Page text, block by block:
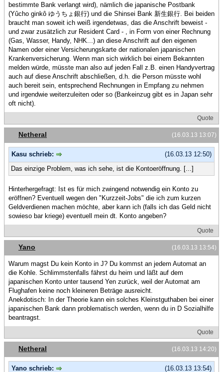
bestimmte Bank verlangt wird), nämlich die japanische Postbank
(Yûcho ginkô ゆうちょ銀行) und die Shinsei Bank 新生銀行. Bei beiden
braucht man soweit ich weiß irgendetwas, das die Anschrift beweist -
und zwar zusätzlich zur Resident Card - , in Form von einer Rechnung
(Gas, Wasser, Handy, NHK...) an diese Anschrift auf den eigenen
Namen oder einer Versicherungskarte der nationalen japanischen
Krankenversicherung. Wenn man sich wirklich bei einem Bekannten
melden würde, müsste man also auf jeden Fall z.B. einen Handyvertrag
auch auf diese Anschrift abschließen, d.h. die Person müsste wohl
auch bereit sein, entsprechend Rechnungen in Empfang zu nehmen
und irgendwie weiterzuleiten oder so (Bankeinzug gibt es in Japan sehr
oft nicht).
Quote
(16.03.13 13:07)
Netheral
(16.03.13 12:50)
Kasu schrieb:
Das einzige Problem, was ich sehe, ist die Kontoeröffnung. [...]
Hinterhergefragt: Ist es für mich zwingend notwendig ein Konto zu
eröffnen? Eventuell wegen den "Kurzzeit-Jobs" die ich zum kurzen
Geldverdienen machen möchte, aber kann ich (falls ich das Geld nicht
sowieso bar kriege) eventuell mein dt. Konto angeben?
Quote
(16.03.13 13:54)
Yano
Warum magst Du kein Konto in J? Du kommst an jedem Automat an
die Kohle. Schlimmstenfalls fährst du heim und läßt auf dem
japanischen Konto unter tausend Yen zurück, weil der Automat am
Flughafen keine noch kleineren Beträge ausreicht.
Anekdotisch: In der Theorie kann ein solches Kleinstguthaben bei einer
japanischen Bank dann problematisch werden, wenn du in D Sozialhilfe
beantragst.
Quote
(16.03.13 14:20)
Netheral
(16.03.13 13:54)
Yano schrieb: